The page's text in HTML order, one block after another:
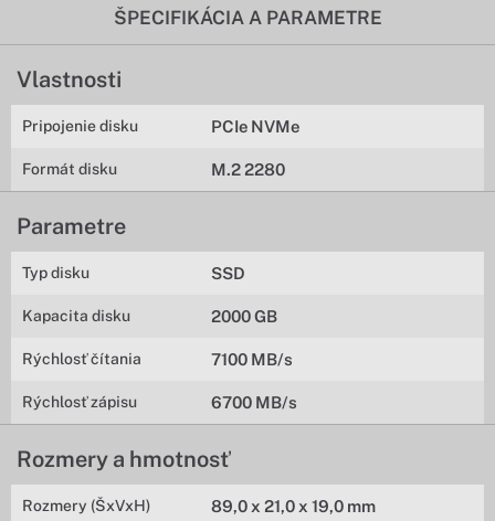
ŠPECIFIKÁCIA A PARAMETRE
Vlastnosti
Pripojenie disku PCIe NVMe
Formát disku M.2 2280
Parametre
Typ disku SSD
Kapacita disku 2000 GB
Rýchlosť čítania 7100 MB/s
Rýchlosť zápisu 6700 MB/s
Rozmery a hmotnosť
Rozmery (ŠxVxH) 89,0 x 21,0 x 19,0 mm